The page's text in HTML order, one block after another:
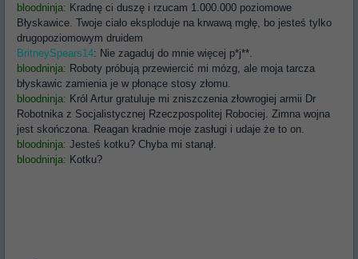
bloodninja: Kradnę ci duszę i rzucam 1.000.000 poziomowe
Błyskawice. Twoje ciało eksploduje na krwawą mgłę, bo jesteś tylko
drugopoziomowym druidem
BritneySpears14: Nie zagaduj do mnie więcej p*j**.
bloodninja: Roboty próbują przewiercić mi mózg, ale moja tarcza
błyskawic zamienia je w płonące stosy złomu.
bloodninja: Król Artur gratuluje mi zniszczenia złowrogiej armii Dr
Robotnika z Socjalistycznej Rzeczpospolitej Robociej. Zimna wojna
jest skończona. Reagan kradnie moje zasługi i udaje że to on.
bloodninja: Jesteś kotku? Chyba mi stanął.
bloodninja: Kotku?